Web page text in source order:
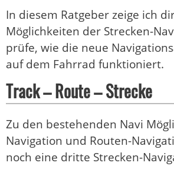
In diesem Ratgeber zeige ich
Möglichkeiten der Strecken-
prüfe, wie die neue
auf dem Fahrrad funktioniert.
Track – Route – Strecke
Zu den bestehenden Navi
Navigation und Routen-
noch eine dritte Strecken-